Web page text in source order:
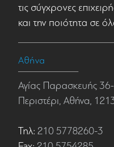
τις σύγχρονες
και την ποιότητα σε
Αθήνα
Αγίας Παρασκευής
Περιστέρι, Αθήνα,
Τηλ: 210 5778260-3